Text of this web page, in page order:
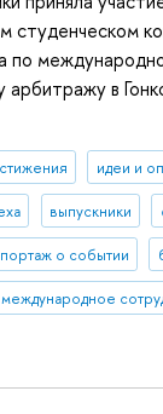
студенческом
по
в
идеи и
выпускники
о событии
международное